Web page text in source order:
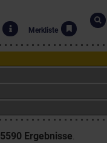
Merkliste
5590 Ergebnisse.